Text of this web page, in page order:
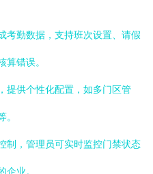
考勤数据，支持班次设置、请假
算错误。
提供个性化配置，如多门区管
制，管理员可实时监控门禁状态
企业。